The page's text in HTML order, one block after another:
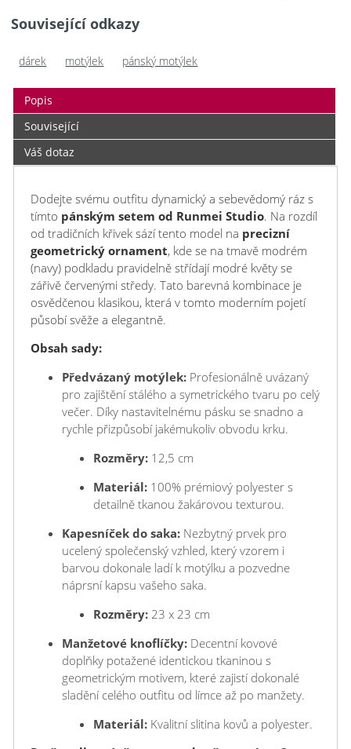
Související odkazy
dárek motýlek pánský motýlek
Popis
Související
Váš dotaz
Dodejte svému outfitu dynamický a sebevědomý ráz s
tímto pánským setem od Runmei Studio. Na rozdíl
od tradičních křivek sází tento model na precizní
geometrický ornament, kde se na tmavě modrém
(navy) podkladu pravidelně střídají modré květy se
zářivě červenými středy. Tato barevná kombinace je
osvědčenou klasikou, která v tomto moderním pojetí
působí svěže a elegantně.
Obsah sady:
Předvázaný motýlek: Profesionálně uvázaný
pro zajištění stálého a symetrického tvaru po celý
večer. Díky nastavitelnému pásku se snadno a
rychle přizpůsobí jakémukoliv obvodu krku.
Rozměry: 12,5 cm
Materiál: 100% prémiový polyester s
detailně tkanou žakárovou texturou.
Kapesníček do saka: Nezbytný prvek pro
ucelený společenský vzhled, který vzorem i
barvou dokonale ladí k motýlku a pozvedne
náprsní kapsu vašeho saka.
Rozměry: 23 x 23 cm
Manžetové knoflíčky: Decentní kovové
doplňky potažené identickou tkaninou s
geometrickým motivem, které zajistí dokonalé
sladění celého outfitu od límce až po manžety.
Materiál: Kvalitní slitina kovů a polyester.